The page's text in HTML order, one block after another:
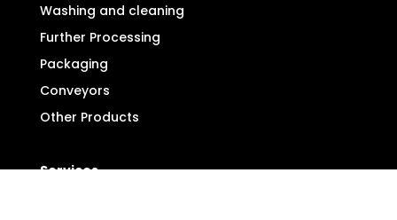
Washing and cleaning
Further Processing
Packaging
Conveyors
Other Products
Services